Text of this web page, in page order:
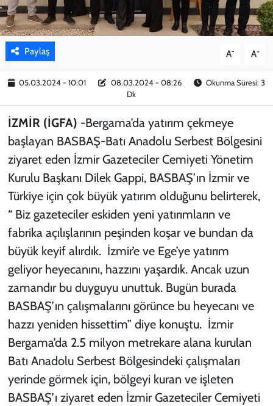
Paylaş A- A+
05.03.2024 - 10:01 08.03.2024 - 08:26
Okunma Süresi: 3
Dk
İZMİR (İGFA) -Bergama’da yatırım çekmeye
başlayan BASBAŞ-Batı Anadolu Serbest Bölgesini
ziyaret eden İzmir Gazeteciler Cemiyeti Yönetim
Kurulu Başkanı Dilek Gappi, BASBAŞ’ın İzmir ve
Türkiye için çok büyük yatırım olduğunu belirterek,
“ Biz gazeteciler eskiden yeni yatırımların ve
fabrika açılışlarının peşinden koşar ve bundan da
büyük keyif alırdık. İzmir’e ve Ege’ye yatırım
geliyor heyecanını, hazzını yaşardık. Ancak uzun
zamandır bu duyguyu unuttuk. Bugün burada
BASBAŞ’ın çalışmalarını görünce bu heyecanı ve
hazzı yeniden hissettim” diye konuştu. İzmir
Bergama’da 2.5 milyon metrekare alana kurulan
Batı Anadolu Serbest Bölgesindeki çalışmaları
yerinde görmek için, bölgeyi kuran ve işleten
BASBAŞ’ı ziyaret eden İzmir Gazeteciler Cemiyeti
KADIN
YAZARLAR